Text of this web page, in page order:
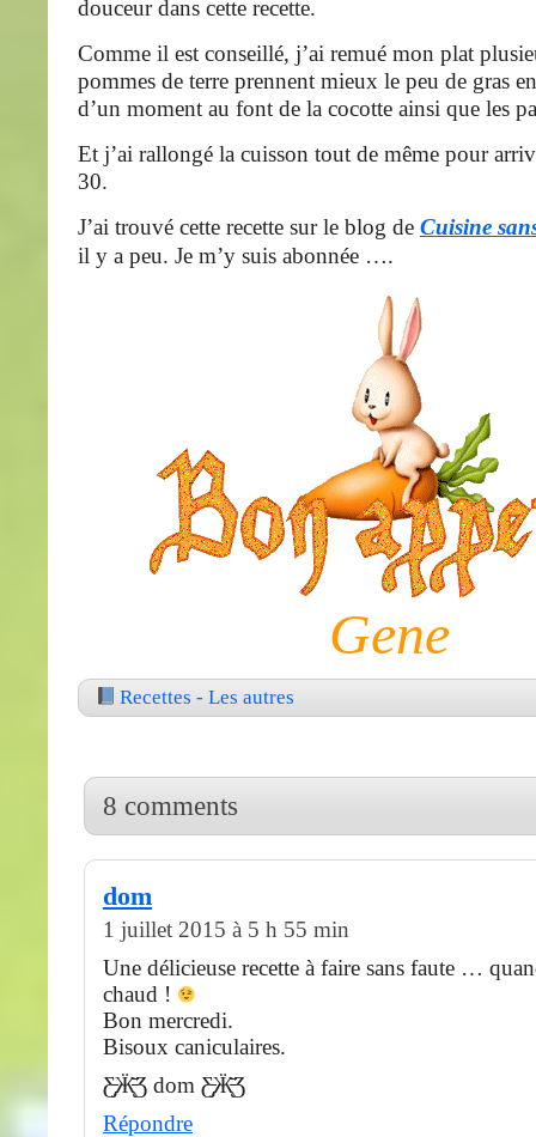
douceur dans cette recette.
Comme il est conseillé, j’ai remué mon plat
pommes de terre prennent mieux le peu de gras
d’un moment au font de la cocotte ainsi que les
Et j’ai rallongé la cuisson tout de même pour
30.
J’ai trouvé cette recette sur le blog de Cuisine
il y a peu. Je m’y suis abonnée ….
Gene
Recettes - Les autres
8 comments
dom
1 juillet 2015 à 5 h 55 min
Une délicieuse recette à faire sans faute …
chaud !
Bon mercredi.
Bisoux caniculaires.
Ƹ̵̡Ӝ̵̨̄Ʒ dom Ƹ̵̡Ӝ̵̨̄Ʒ
Répondre